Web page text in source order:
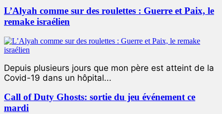
L’Alyah comme sur des roulettes : Guerre et Paix, le
remake israélien
Depuis plusieurs jours que mon père est atteint de la
Covid-19 dans un hôpital...
Call of Duty Ghosts: sortie du jeu événement ce
mardi